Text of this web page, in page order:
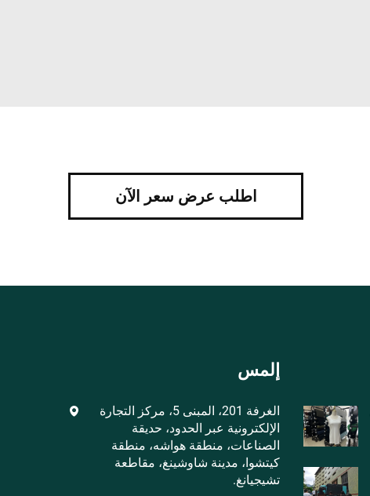
اطلب عرض سعر الآن
إلمس
الغرفة 201، المبنى 5، مركز التجارة
الإلكترونية عبر الحدود، حديقة
الصناعات، منطقة هواشه، منطقة
كيتشوا، مدينة شاوشينغ، مقاطعة
تشيجيانغ.